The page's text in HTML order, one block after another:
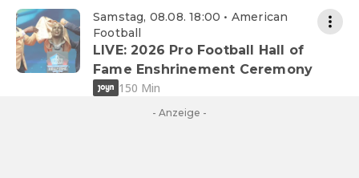
Samstag, 08.08. 18:00 • American
Football
LIVE: 2026 Pro Football Hall of
Fame Enshrinement Ceremony
150 Min
- Anzeige -